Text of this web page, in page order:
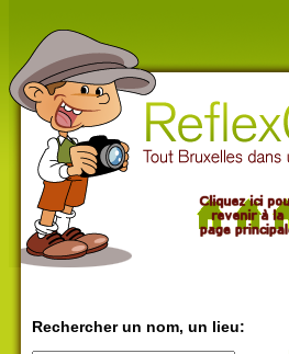
Rechercher un nom, un lieu: